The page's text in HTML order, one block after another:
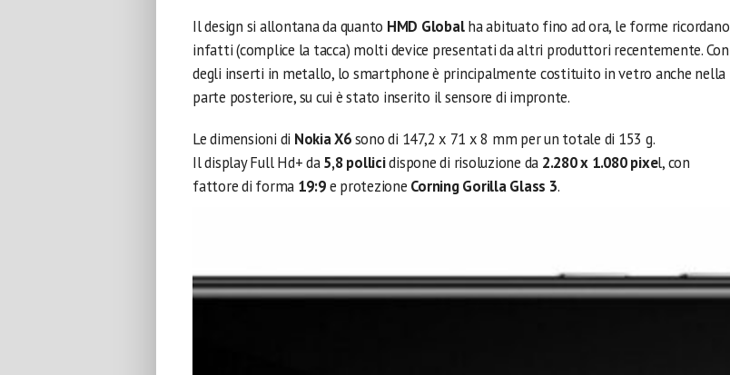
Il design si allontana da quanto HMD Globalha abituato fino ad ora, le forme ricordano
infatti (complice la tacca) molti device presentati da altri produttori recentemente. Con
degli inserti in metallo, lo smartphone è principalmente costituito in vetro anche nella
parte posteriore, su cui è stato inserito il sensore di impronte.
Le dimensioni di Nokia X6sono di 147,2 x 71 x 8 mm per un totale di 153 g.
Il display Full Hd+ da5,8 pollicidispone di risoluzione da 2.280 x 1.080 pixel, con
fattore di forma 19:9e protezione Corning Gorilla Glass 3.